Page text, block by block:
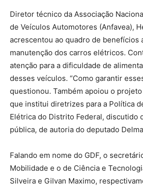
Diretor técnico da Associação
de Veículos Automotores (Anfavea),
acrescentou ao quadro de benefícios
manutenção dos carros elétricos.
atenção para a dificuldade de
desses veículos. “Como garantir
questionou. Também apoiou o
que institui diretrizes para a Política
Elétrica do Distrito Federal, discutido
pública, de autoria do deputado
Falando em nome do GDF, o
Mobilidade e o de Ciência e
Silveira e Gilvan Maximo,